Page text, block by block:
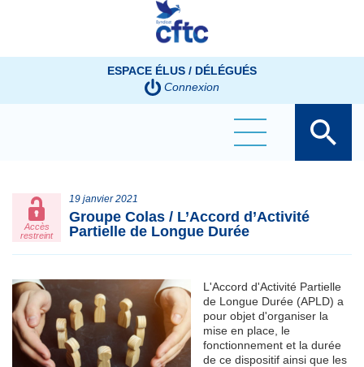
ESPACE ÉLUS / DÉLÉGUÉS
Connexion
Accès
restreint
19 janvier 2021
Groupe Colas / L’Accord d’Activité
Partielle de Longue Durée
L'Accord d'Activité Partielle
de Longue Durée (APLD) a
pour objet d'organiser la
mise en place, le
fonctionnement et la durée
de ce dispositif ainsi que les
Panneau de gestion des cookies